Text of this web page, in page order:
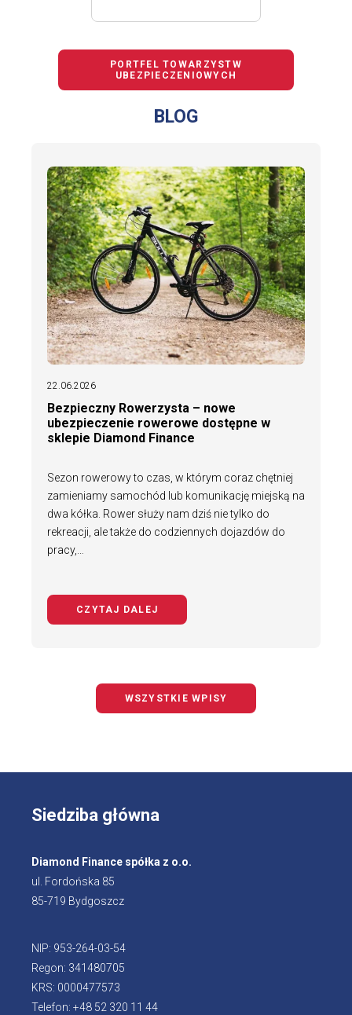
PORTFEL TOWARZYSTW
UBEZPIECZENIOWYCH
BLOG
22.06.2026
Bezpieczny Rowerzysta – nowe
ubezpieczenie rowerowe dostępne w
sklepie Diamond Finance
Sezon rowerowy to czas, w którym coraz chętniej
zamieniamy samochód lub komunikację miejską na
dwa kółka. Rower służy nam dziś nie tylko do
rekreacji, ale także do codziennych dojazdów do
pracy,…
CZYTAJ DALEJ
WSZYSTKIE WPISY
Siedziba główna
Diamond Finance spółka z o.o.
ul. Fordońska 85
85-719 Bydgoszcz
NIP: 953-264-03-54
Regon: 341480705
KRS: 0000477573
Telefon: +48 52 320 11 44